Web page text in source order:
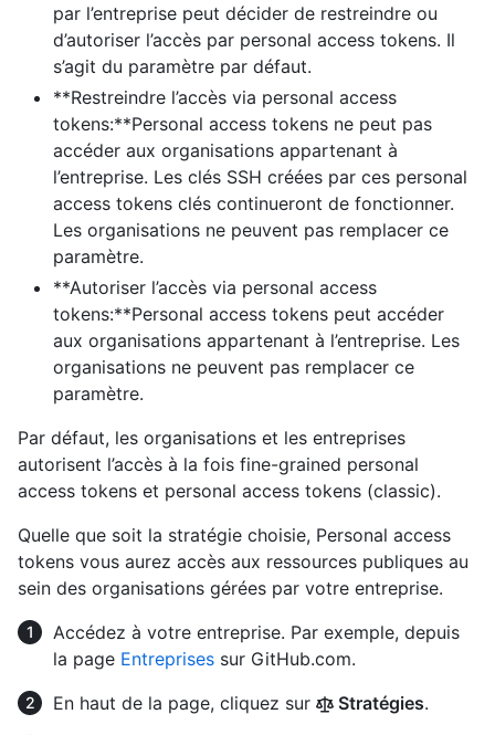
par l’entreprise peut décider de restreindre ou
d’autoriser l’accès par personal access tokens. Il
s’agit du paramètre par défaut.
**Restreindre l’accès via personal access
tokens:**Personal access tokens ne peut pas
accéder aux organisations appartenant à
l’entreprise. Les clés SSH créées par ces personal
access tokens clés continueront de fonctionner.
Les organisations ne peuvent pas remplacer ce
paramètre.
**Autoriser l’accès via personal access
tokens:**Personal access tokens peut accéder
aux organisations appartenant à l’entreprise. Les
organisations ne peuvent pas remplacer ce
paramètre.
Par défaut, les organisations et les entreprises
autorisent l’accès à la fois fine-grained personal
access tokens et personal access tokens (classic).
Quelle que soit la stratégie choisie, Personal access
tokens vous aurez accès aux ressources publiques au
sein des organisations gérées par votre entreprise.
Accédez à votre entreprise. Par exemple, depuis
la page Entreprises sur GitHub.com.
En haut de la page, cliquez sur
Stratégies.